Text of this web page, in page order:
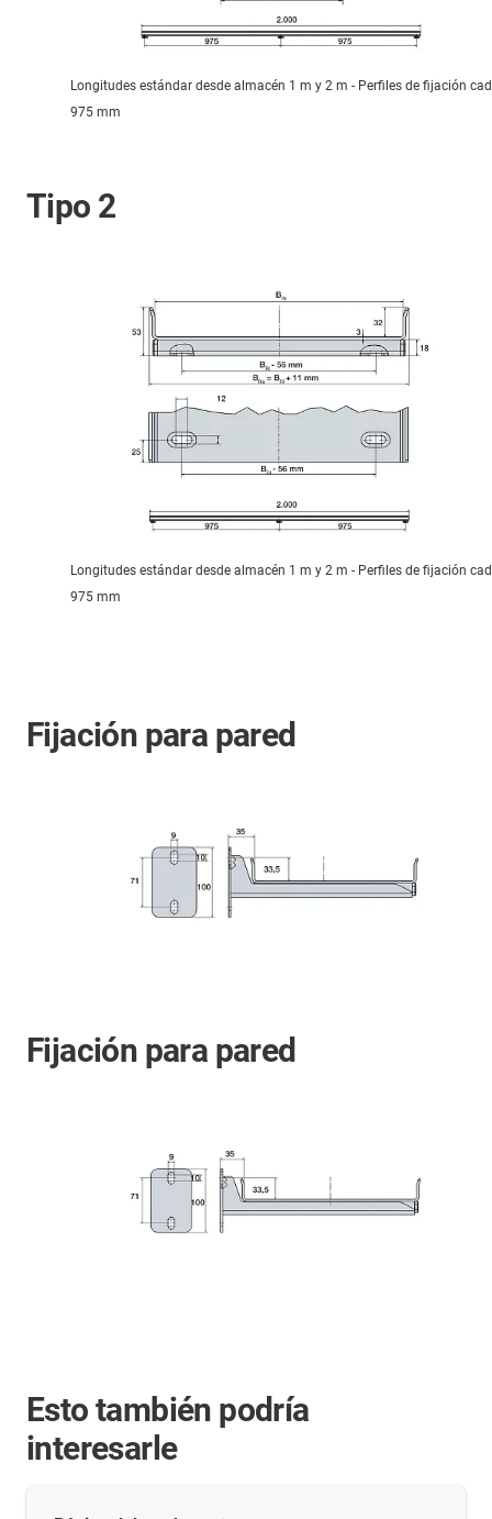
Longitudes estándar desde almacén 1 m y 2 m - Perfiles de fijación
975 mm
Tipo 2
Longitudes estándar desde almacén 1 m y 2 m - Perfiles de fijación
975 mm
Fijación para pared
Fijación para pared
Esto también podría
interesarle